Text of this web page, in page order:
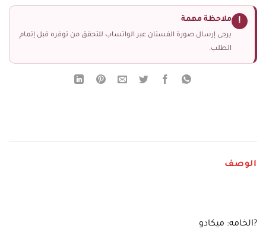
! ملاحظة مهمة
يرجى إرسال صورة الفستان عبر الواتساب للتحقق من توفره قبل إتمام
الطلب.
الوصف
?الخامه: ميكادو